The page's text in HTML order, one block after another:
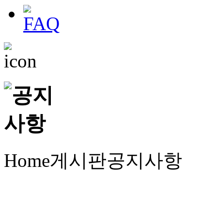
Home게시판공지사항